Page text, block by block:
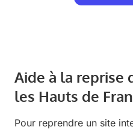
Aide à la reprise
les Hauts de
Pour reprendre un site